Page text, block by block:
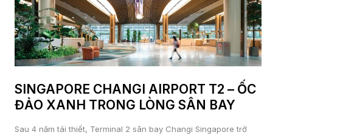
SINGAPORE CHANGI AIRPORT T2 – ỐC
ĐẢO XANH TRONG LÒNG SÂN BAY
Sau 4 năm tái thiết, Terminal 2 sân bay Changi Singapore trở